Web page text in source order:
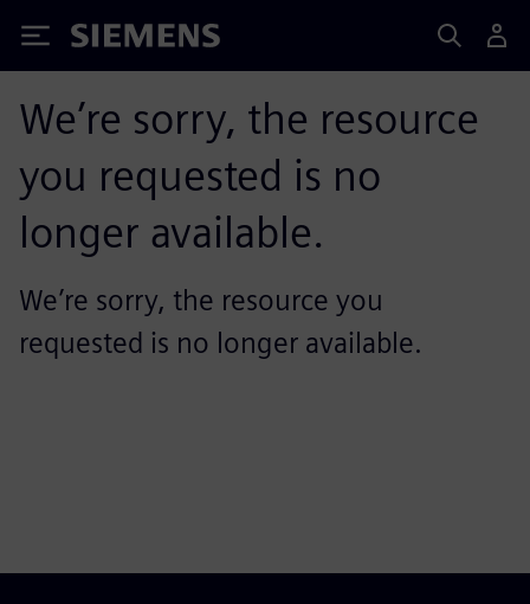
Siemens
We’re sorry, the resource
you requested is no
longer available.
We’re sorry, the resource you
requested is no longer available.